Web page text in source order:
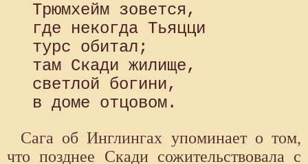
Трюмхейм зовется,
где некогда Тьяцци
турс обитал;
там Скади жилище,
светлой богини,
Сага об Инглингах упоминает о том,
что позднее Скади сожительствовала с